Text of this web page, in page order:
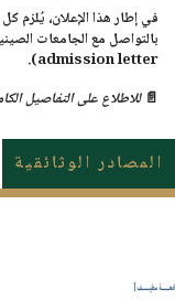
في إطار هذا الإعلان، يُلزم
بالتواصل معالجامعات
admission letter)
.
📄للاطلاع على التفاصيل
المصادر الوثائقية